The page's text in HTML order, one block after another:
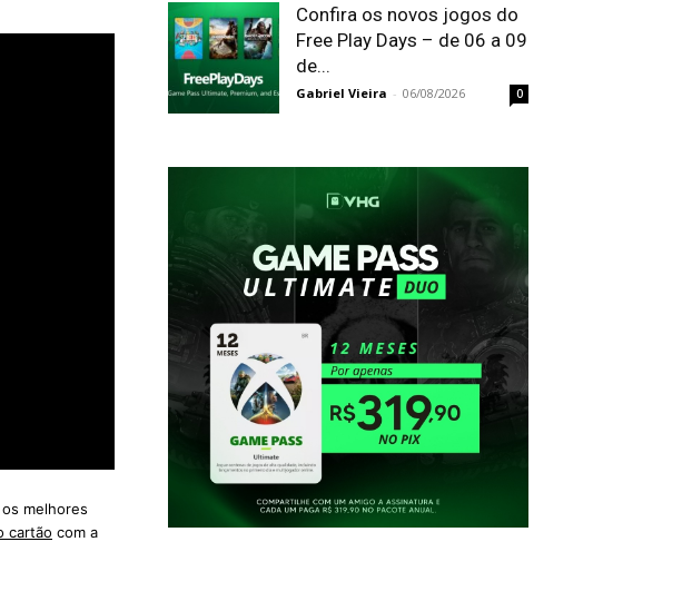
melhores
cartão com a
Confira os novos jogos do
Free Play Days – de 06 a 09
de...
Gabriel Vieira - 06/08/2026 0